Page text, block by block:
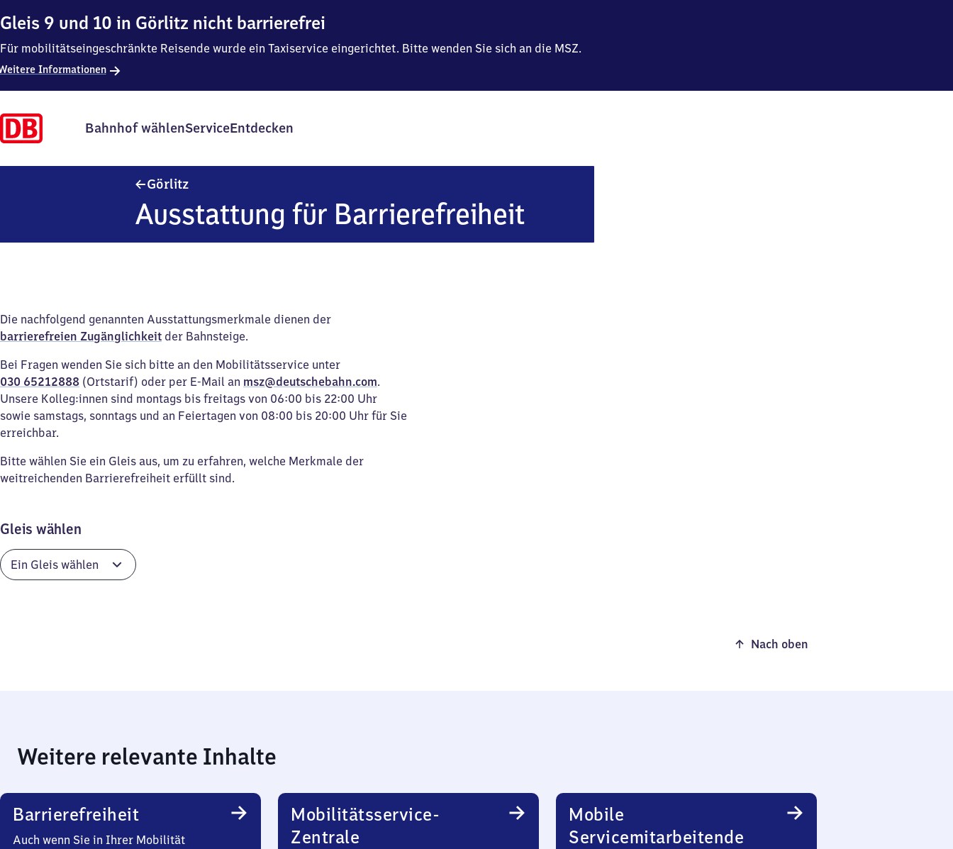
Gleis 9 und 10 in Görlitz nicht barrierefrei
Für mobilitätseingeschränkte Reisende wurde ein Taxiservice eingerichtet. Bitte wenden Sie sich an die MSZ.
Informationen
Bahnhof wählenServiceEntdecken
Görlitz
Ausstattung für Barrierefreiheit
Die nachfolgend genannten Ausstattungsmerkmale dienen der
barrierefreien Zugänglichkeit der Bahnsteige.
Bei Fragen wenden Sie sich bitte an den Mobilitätsservice unter
030 65212888 (Ortstarif) oder per E-Mail an msz@deutschebahn.com.
Unsere Kolleg:innen sind montags bis freitags von 06:00 bis 22:00 Uhr
sowie samstags, sonntags und an Feiertagen von 08:00 bis 20:00 Uhr für Sie
erreichbar.
Bitte wählen Sie ein Gleis aus, um zu erfahren, welche Merkmale der
weitreichenden Barrierefreiheit erfüllt sind.
Gleis wählen
Nach oben
Weitere relevante Inhalte
Barrierefreiheit
Auch wenn Sie in Ihrer Mobilität
Mobilitätsservice-
Zentrale
Mobile
Servicemitarbeitende